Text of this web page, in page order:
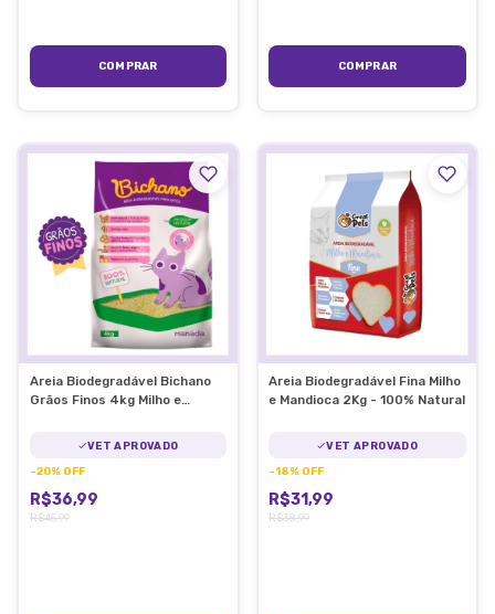
Areia Biodegradável Bichano
Grãos Finos 4kg Milho e
VET APROVADO
-20% OFF
R$36,99
R$45,99
Areia Biodegradável Fina Milho
e Mandioca 2Kg - 100% Natural
VET APROVADO
-18% OFF
R$31,99
R$38,99